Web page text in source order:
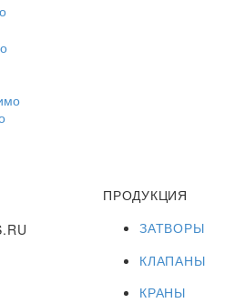
ПРОДУКЦИЯ
ЗАТВОРЫ
КЛАПАНЫ
КРАНЫ